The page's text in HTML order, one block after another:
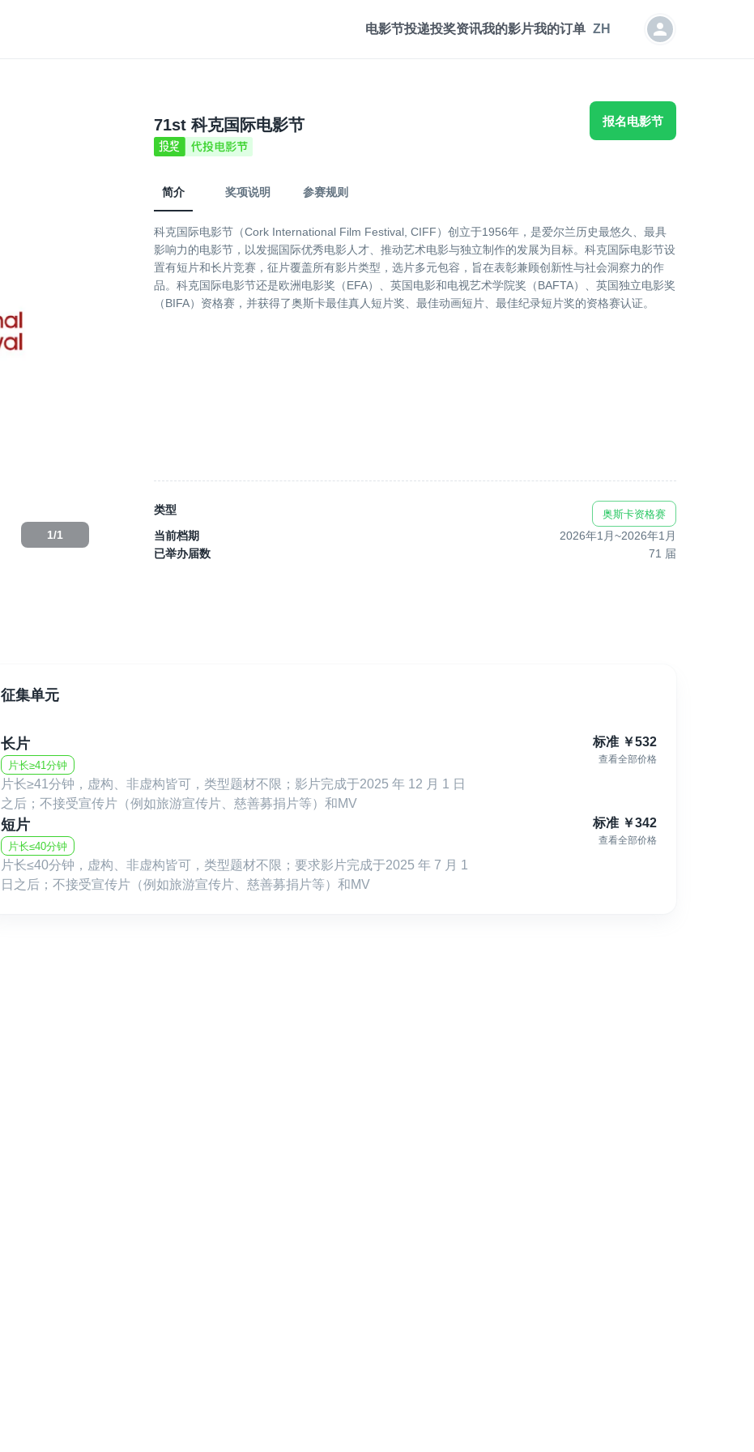
电影节投递投奖资讯我的影片我的订单 ZH
1/1
71st 科克国际电影节 报名电影节
简介 奖项说明 参赛规则
科克国际电影节（Cork International Film Festival, CIFF）创立于1956年，是爱尔兰历史最悠久、最具
影响力的电影节，以发掘国际优秀电影人才、推动艺术电影与独立制作的发展为目标。科克国际电影节设
置有短片和长片竞赛，征片覆盖所有影片类型，选片多元包容，旨在表彰兼顾创新性与社会洞察力的作
品。科克国际电影节还是欧洲电影奖（EFA）、英国电影和电视艺术学院奖（BAFTA）、英国独立电影奖
（BIFA）资格赛，并获得了奥斯卡最佳真人短片奖、最佳动画短片、最佳纪录短片奖的资格赛认证。
类型 奥斯卡资格赛
当前档期 2026年1月~2026年1月
已举办届数
71 届
征集单元
长片
片长≥41分钟
片长≥41分钟，虚构、非虚构皆可，类型题材不限；影片完成于2025 年 12 月 1 日
之后；不接受宣传片（例如旅游宣传片、慈善募捐片等）和MV
标准 ￥532
查看全部价格
短片
片长≤40分钟
片长≤40分钟，虚构、非虚构皆可，类型题材不限；要求影片完成于2025 年 7 月 1
日之后；不接受宣传片（例如旅游宣传片、慈善募捐片等）和MV
标准 ￥342
查看全部价格